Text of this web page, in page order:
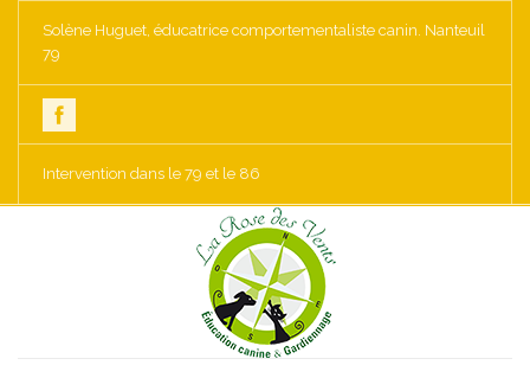
Solène Huguet, éducatrice comportementaliste canin. Nanteuil
79
Intervention dans le 79 et le 86